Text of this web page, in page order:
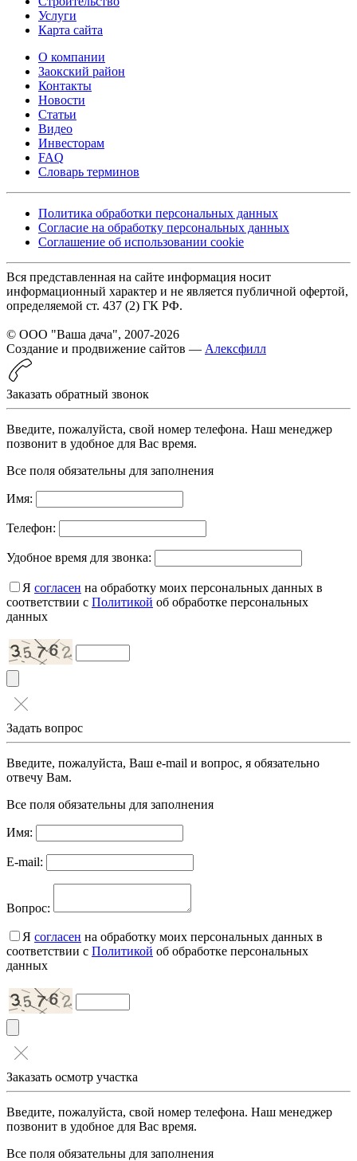
Услуги
Карта сайта
О компании
Заокский район
Контакты
Новости
Статьи
Видео
Инвесторам
FAQ
Словарь терминов
Политика обработки персональных данных
Согласие на обработку персональных данных
Соглашение об использовании cookie
Вся представленная на сайте информация носит
информационный характер и не является публичной офертой,
определяемой ст. 437 (2) ГК РФ.
© ООО "Ваша дача", 2007-2026
Создание и продвижение сайтов — Алексфилл
Заказать обратный звонок
Введите, пожалуйста, свой номер телефона. Наш менеджер
позвонит в удобное для Вас время.
Все поля обязательны для заполнения
Имя:
Телефон:
Удобное время для звонка:
Я согласен на обработку моих персональных данных в
соответствии с Политикой об обработке персональных
данных
Задать вопрос
Введите, пожалуйста, Ваш e-mail и вопрос, я обязательно
отвечу Вам.
Все поля обязательны для заполнения
Имя:
E-mail:
Вопрос:
Я согласен на обработку моих персональных данных в
соответствии с Политикой об обработке персональных
данных
Заказать осмотр участка
Введите, пожалуйста, свой номер телефона. Наш менеджер
позвонит в удобное для Вас время.
Все поля обязательны для заполнения